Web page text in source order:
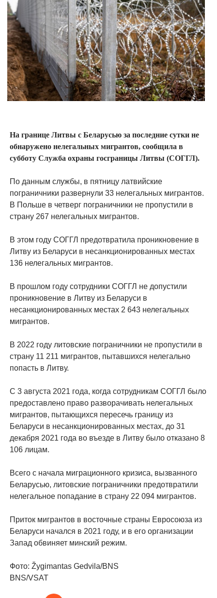
На границе Литвы с Беларусью за последние сутки не
обнаружено нелегальных мигрантов, сообщила в
субботу Служба охраны госграницы Литвы (СОГГЛ).
По данным службы, в пятницу латвийские
пограничники развернули 33 нелегальных мигрантов.
В Польше в четверг пограничники не пропустили в
страну 267 нелегальных мигрантов.
В этом году СОГГЛ предотвратила проникновение в
Литву из Беларуси в несанкционированных местах
136 нелегальных мигрантов.
В прошлом году сотрудники СОГГЛ не допустили
проникновение в Литву из Беларуси в
несанкционированных местах 2 643 нелегальных
мигрантов.
В 2022 году литовские пограничники не пропустили в
страну 11 211 мигрантов, пытавшихся нелегально
попасть в Литву.
С 3 августа 2021 года, когда сотрудникам СОГГЛ было
предоставлено право разворачивать нелегальных
мигрантов, пытающихся пересечь границу из
Беларуси в несанкционированных местах, до 31
декабря 2021 года во въезде в Литву было отказано 8
106 лицам.
Всего с начала миграционного кризиса, вызванного
Беларусью, литовские пограничники предотвратили
нелегальное попадание в страну 22 094 мигрантов.
Приток мигрантов в восточные страны Евросоюза из
Беларуси начался в 2021 году, и в его организации
Запад обвиняет минский режим.
Фото: Žygimantas Gedvila/BNS
BNS/VSAT